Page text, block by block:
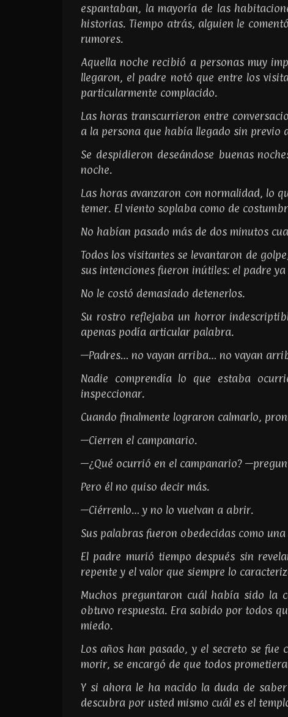
espantaban, la mayoría de las
historias. Tiempo atrás, alguien le
rumores.
Aquella noche recibió a personas muy
llegaron, el padre notó que entre los
particularmente complacido.
Las horas transcurrieron entre
a la persona que había llegado sin previo
Se despidieron deseándose buenas
noche.
Las horas avanzaron con normalidad, lo
temer. El viento soplaba como de
No habían pasado más de dos minutos
Todos los visitantes se levantaron de
sus intenciones fueron inútiles: el padre
No le costó demasiado detenerlos.
Su rostro reflejaba un horror
apenas podía articular palabra.
—Padres… no vayan arriba… no vayan
Nadie comprendía lo que estaba
inspeccionar.
Cuando finalmente lograron calmarlo,
—Cierren el campanario.
—¿Qué ocurrió en el campanario?
Pero él no quiso decir más.
—Ciérrenlo… y no lo vuelvan a abrir.
Sus palabras fueron obedecidas como
El padre murió tiempo después sin
repente y el valor que siempre lo
Muchos preguntaron cuál había sido la
obtuvo respuesta. Era sabido por todos
miedo.
Los años han pasado, y el secreto se
morir, se encargó de que todos
Y si ahora le ha nacido la duda de
descubra por usted mismo cuál es el